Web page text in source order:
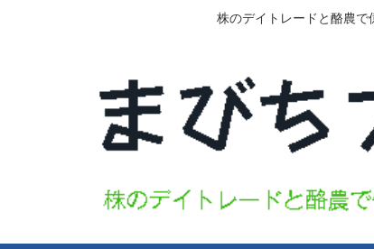
株のデイトレードと酪農で